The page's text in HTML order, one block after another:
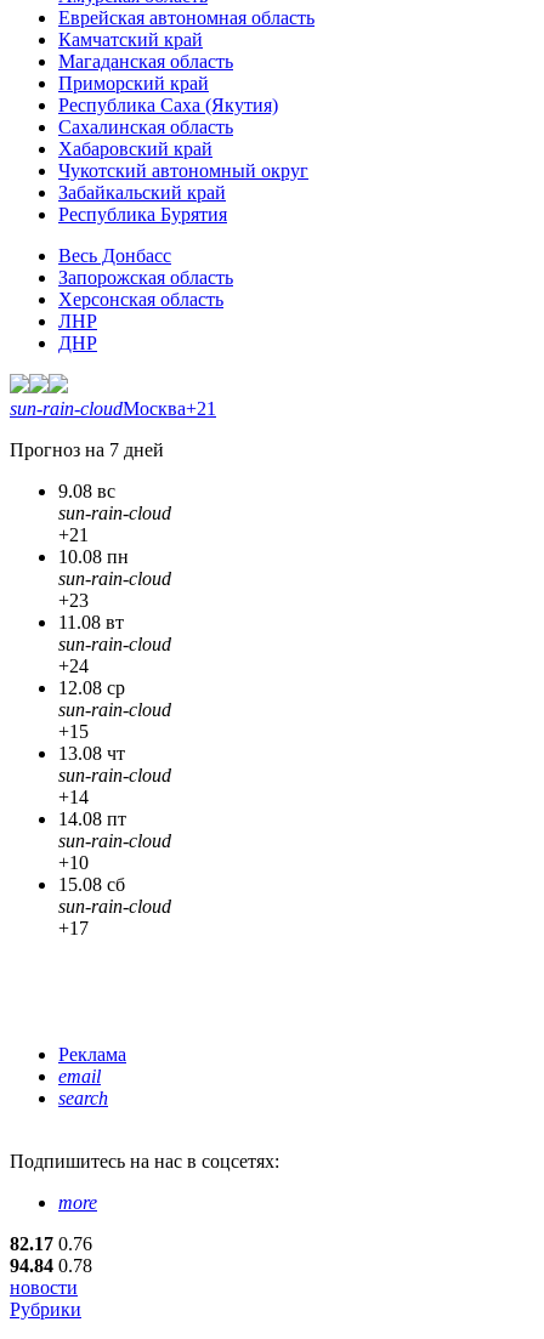
Еврейская автономная область
Камчатский край
Магаданская область
Приморский край
Республика Саха (Якутия)
Сахалинская область
Хабаровский край
Чукотский автономный округ
Забайкальский край
Республика Бурятия
Весь Донбасс
Запорожская область
Херсонская область
ЛНР
ДНР
sun-rain-cloudМосква+21
Прогноз на 7 дней
9.08 вс
sun-rain-cloud
+21
10.08 пн
sun-rain-cloud
+23
11.08 вт
sun-rain-cloud
+24
12.08 ср
sun-rain-cloud
+15
13.08 чт
sun-rain-cloud
+14
14.08 пт
sun-rain-cloud
+10
15.08 сб
sun-rain-cloud
+17
Реклама
email
search
Подпишитесь на нас в соцсетях:
more
82.17 0.76
94.84 0.78
новости
Рубрики